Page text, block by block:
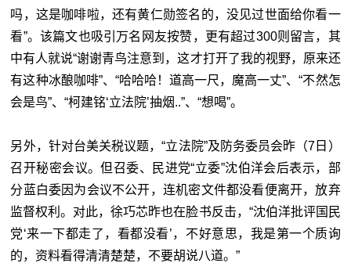
吗，这是咖啡啦，还有黄仁勋签名的，没见过世面给你看一
看”。该篇文也吸引万名网友按赞，更有超过300则留言，其
中有人就说“谢谢青鸟注意到，这才打开了我的视野，原来还
有这种冰酿咖啡”、“哈哈哈！道高一尺，魔高一丈”、“不然怎
会是鸟”、“柯建铭‘立法院’抽烟..”、“想喝”。
另外，针对台美关税议题，“立法院”及防务委员会昨（7日）
召开秘密会议。但召委、民进党“立委”沈伯洋会后表示，部
分蓝白委因为会议不公开，连机密文件都没看便离开，放弃
监督权利。对此，徐巧芯昨也在脸书反击，“沈伯洋批评国民
党‘来一下都走了，看都没看’，不好意思，我是第一个质询
的，资料看得清清楚楚，不要胡说八道。”